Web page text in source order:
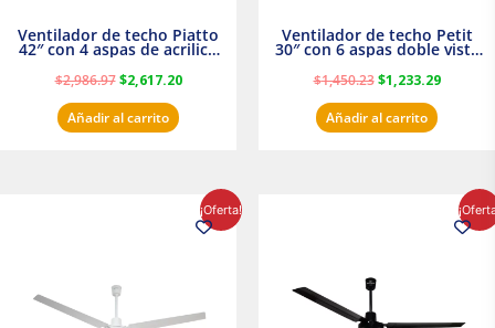
Ventilador de techo Piatto
42″ con 4 aspas de acrilico
transparente
$2,986.97 $2,617.20
Añadir al carrito
Ventilador de techo Petit
30″ con 6 aspas doble vista
Satinado Masterfan
$1,450.23 $1,233.29
Añadir al carrito
¡Oferta!
precio
actual
precio
actual